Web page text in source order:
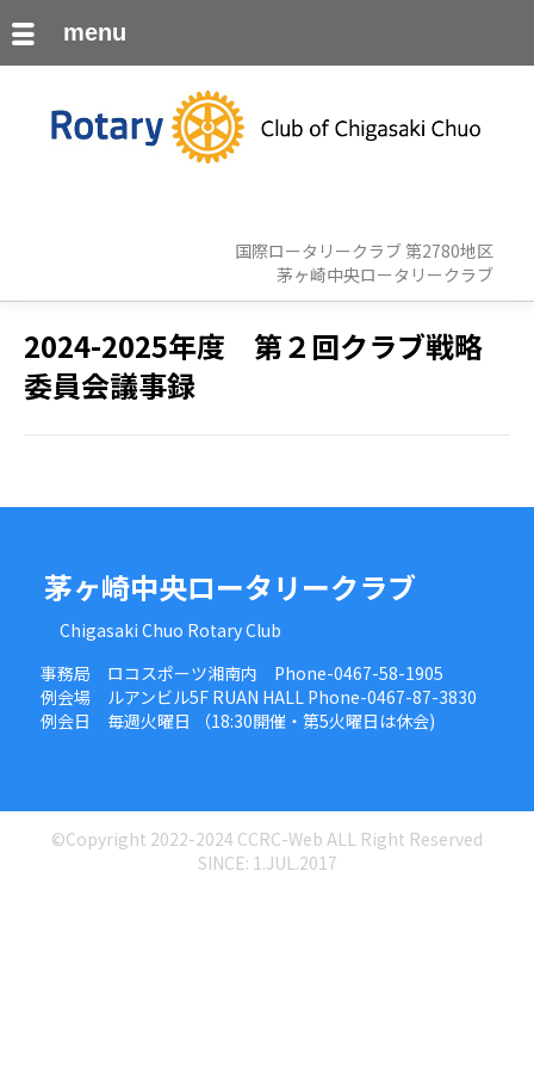
国際ロータリークラブ 第2780地区
茅ヶ崎中央ロータリークラブ
2024-2025年度 第２回クラブ戦略
委員会議事録
茅ヶ崎中央ロータリークラブ
Chigasaki Chuo Rotary Club
事務局 ロコスポーツ湘南内 Phone-0467-58-1905
例会場 ルアンビル5F RUAN HALL Phone-0467-87-3830
例会日 毎週火曜日 （18:30開催・第5火曜日は休会)
©Copyright 2022-2024 CCRC-Web ALL Right Reserved
SINCE: 1.JUL.2017
menu